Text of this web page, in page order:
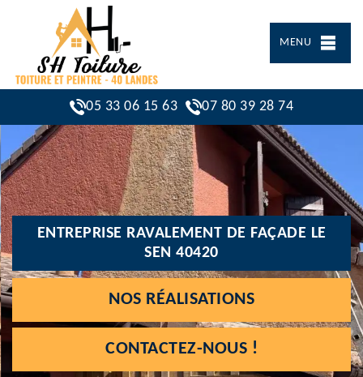
MENU
05 33 06 15 63 07 80 39 28 74
ENTREPRISE RAVALEMENT DE FAÇADE LE
SEN 40420
NOS RÉALISATIONS
CONTACTEZ-NOUS !